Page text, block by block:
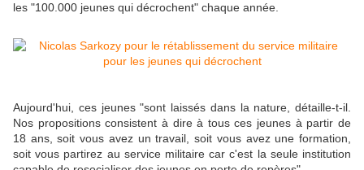
les "100.000 jeunes qui décrochent" chaque année.
Aujourd'hui, ces jeunes "sont laissés dans la nature, détaille-t-il.
Nos propositions consistent à dire à tous ces jeunes à partir de
18 ans, soit vous avez un travail, soit vous avez une formation,
soit vous partirez au service militaire car c'est la seule institution